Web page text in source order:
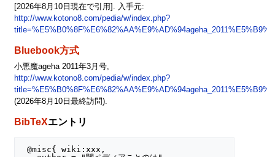
[2026年8月10日現在で引用]. 入手元:
http://www.kotono8.com/pedia/w/index.php?
Bluebook方式
小悪魔ageha 2011年3月号,
http://www.kotono8.com/pedia/w/index.php?
(2026年8月10日最終訪問).
BibTeXエントリ
@misc{ wiki:xxx,